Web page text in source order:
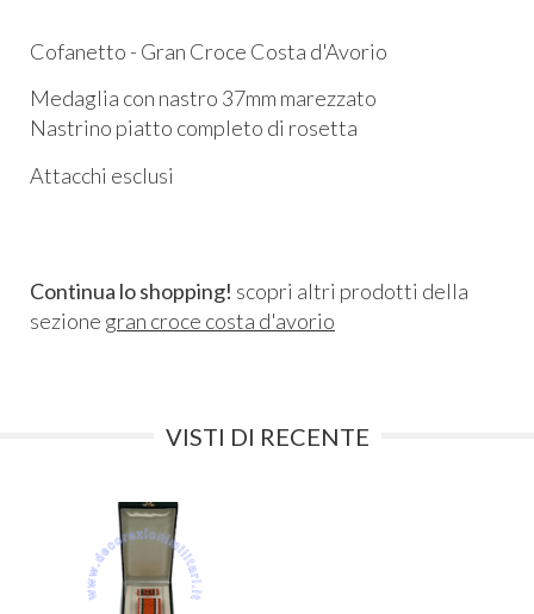
Cofanetto - Gran Croce Costa d'Avorio
Medaglia con nastro 37mm marezzato
Nastrino piatto completo di rosetta
Attacchi esclusi
Continua lo shopping! scopri altri prodotti della
sezione gran croce costa d'avorio
VISTI DI RECENTE